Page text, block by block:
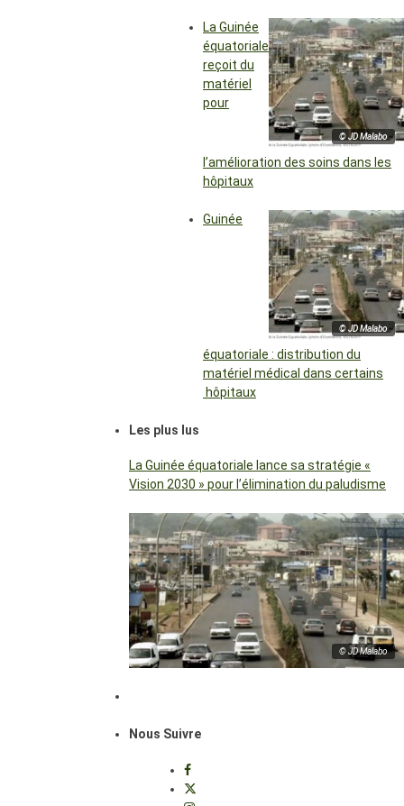
© JD Malabo
La Guinée
équatoriale
reçoit du
matériel
pour
l’amélioration des soins dans les
hôpitaux
© JD Malabo
Guinée
équatoriale : distribution du
matériel médical dans certains
hôpitaux
Les plus lus
La Guinée équatoriale lance sa stratégie «
Vision 2030 » pour l’élimination du paludisme
© JD Malabo
Nous Suivre